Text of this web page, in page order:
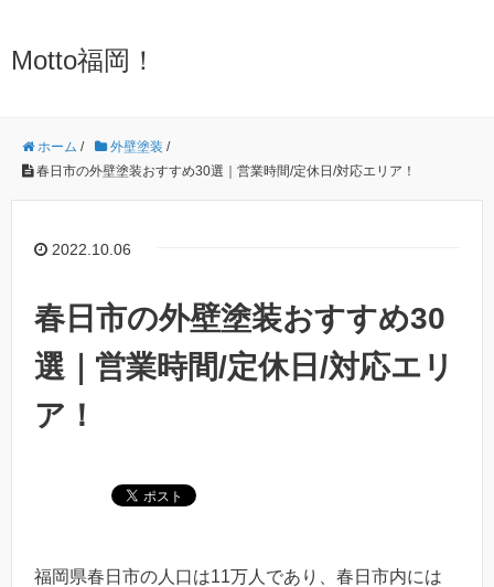
Motto福岡！
ホーム / 外壁塗装 /
春日市の外壁塗装おすすめ30選｜営業時間/定休日/対応エリア！
2022.10.06
春日市の外壁塗装おすすめ30
選｜営業時間/定休日/対応エリ
ア！
福岡県春日市の人口は11万人であり、春日市内には